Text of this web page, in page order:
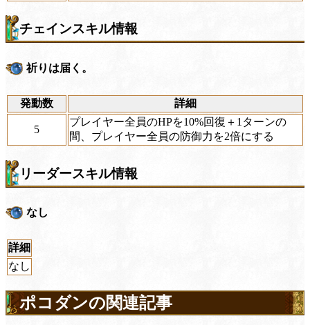
チェインスキル情報
祈りは届く。
発動数 詳細
5
プレイヤー全員のHPを10%回復＋1ターンの
間、プレイヤー全員の防御力を2倍にする
リーダースキル情報
なし
詳細
なし
ポコダンの関連記事